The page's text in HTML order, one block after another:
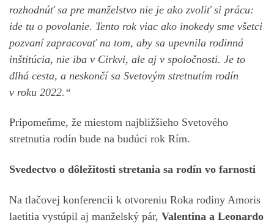
rozhodnúť sa pre manželstvo nie je ako zvoliť si prácu:
ide tu o povolanie. Tento rok viac ako inokedy sme všetci
pozvaní zapracovať na tom, aby sa upevnila rodinná
inštitúcia, nie iba v Cirkvi, ale aj v spoločnosti. Je to
dlhá cesta, a neskončí sa Svetovým stretnutím rodín
v roku 2022.“
Pripomeňme, že miestom najbližšieho Svetového
stretnutia rodín bude na budúci rok Rím.
Svedectvo o dôležitosti stretania sa rodín vo farnosti
Na tlačovej konferencii k otvoreniu Roka rodiny Amoris
laetitia vystúpil aj manželský pár, Valentina a Leonardo